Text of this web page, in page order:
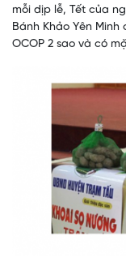
mỗi dịp lễ, Tết của
Bánh Khảo Yên
OCOP 2 sao và có